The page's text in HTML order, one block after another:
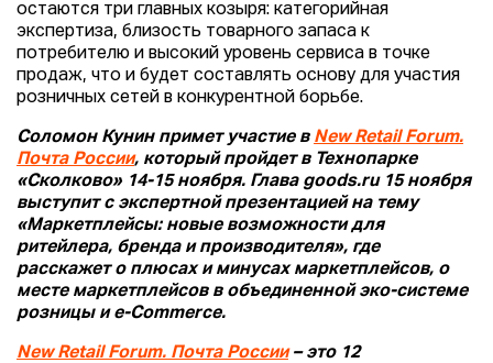
остаются три главных козыря: категорийная
экспертиза, близость товарного запаса к
потребителю и высокий уровень сервиса в точке
продаж, что и будет составлять основу для участия
розничных сетей в конкурентной борьбе.
Соломон Кунин примет участие в New Retail Forum.
Почта России, который пройдет в Технопарке
«Сколково» 14-15 ноября. Глава goods.ru 15 ноября
выступит с экспертной презентацией на тему
«Маркетплейсы: новые возможности для
ритейлера, бренда и производителя», где
расскажет о плюсах и минусах маркетплейсов, о
месте маркетплейсов в объединенной эко-системе
розницы и e-Commerce.
New Retail Forum. Почта России– это 12